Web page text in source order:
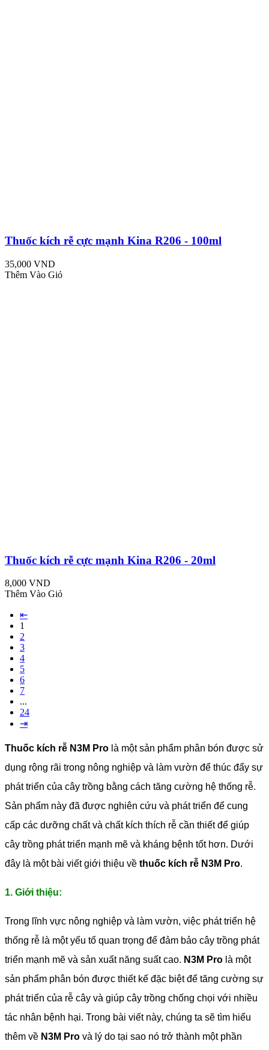
Thuốc kích rễ cực mạnh Kina R206 - 100ml
35,000 VND
Thêm Vào Giỏ
Thuốc kích rễ cực mạnh Kina R206 - 20ml
8,000 VND
Thêm Vào Giỏ
⇤
1
2
3
4
5
6
7
...
24
⇥
Thuốc kích rễ N3M Pro là một sản phẩm phân bón được sử
dụng rộng rãi trong nông nghiệp và làm vườn để thúc đẩy sự
phát triển của cây trồng bằng cách tăng cường hệ thống rễ.
Sản phẩm này đã được nghiên cứu và phát triển để cung
cấp các dưỡng chất và chất kích thích rễ cần thiết để giúp
cây trồng phát triển mạnh mẽ và kháng bệnh tốt hơn. Dưới
đây là một bài viết giới thiệu về thuốc kích rễ N3M Pro.
1. Giới thiệu:
Trong lĩnh vực nông nghiệp và làm vườn, việc phát triển hệ
thống rễ là một yếu tố quan trọng để đảm bảo cây trồng phát
triển mạnh mẽ và sản xuất năng suất cao. N3M Pro là một
sản phẩm phân bón được thiết kế đặc biệt để tăng cường sự
phát triển của rễ cây và giúp cây trồng chống chọi với nhiều
tác nhân bệnh hại. Trong bài viết này, chúng ta sẽ tìm hiểu
thêm về N3M Pro và lý do tại sao nó trở thành một phần